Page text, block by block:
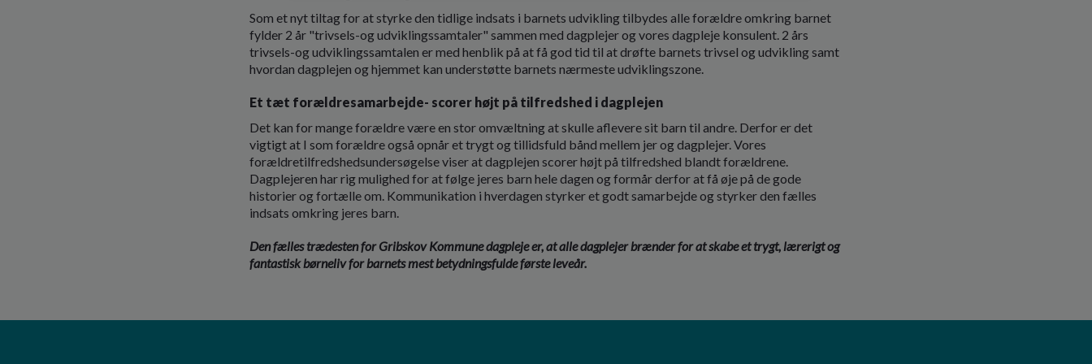
Som et nyt tiltag for at styrke den tidlige indsats i barnets udvikling tilbydes alle forældre omkring barnet
fylder 2 år "trivsels-og udviklingssamtaler" sammen med dagplejer og vores dagpleje konsulent. 2 års
trivsels-og udviklingssamtalen er med henblik på at få god tid til at drøfte barnets trivsel og udvikling samt
hvordan dagplejen og hjemmet kan understøtte barnets nærmeste udviklingszone.
Et tæt forældresamarbejde- scorer højt på tilfredshed i dagplejen
Det kan for mange forældre være en stor omvæltning at skulle aflevere sit barn til andre. Derfor er det
vigtigt at I som forældre også opnår et trygt og tillidsfuld bånd mellem jer og dagplejer. Vores
forældretilfredshedsundersøgelse viser at dagplejen scorer højt på tilfredshed blandt forældrene.
Dagplejeren har rig mulighed for at følge jeres barn hele dagen og formår derfor at få øje på de gode
historier og fortælle om. Kommunikation i hverdagen styrker et godt samarbejde og styrker den fælles
indsats omkring jeres barn.
Den fælles trædesten for Gribskov Kommune dagpleje er, at alle dagplejer brænder for at skabe et trygt, lærerigt og
fantastisk børneliv for barnets mest betydningsfulde første leveår.